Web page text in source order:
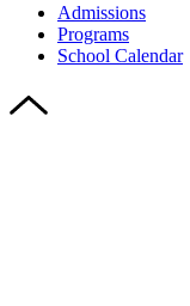
Admissions
Programs
School Calendar